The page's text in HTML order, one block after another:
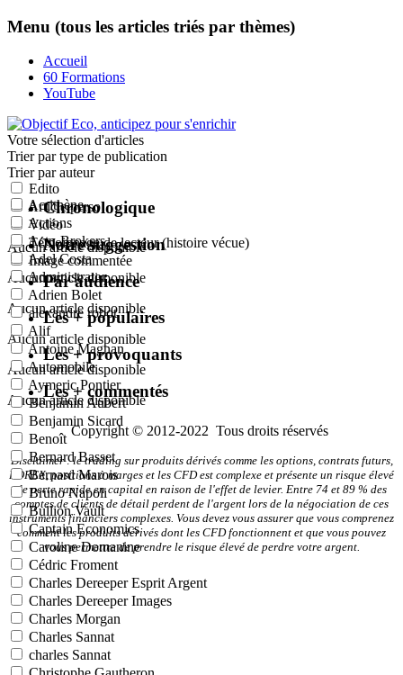
Menu (tous les articles triés par thèmes)
Accueil
60 Formations
YouTube
Votre sélection d'articles
Trier par type de publication
Edito
Article perso
Vidéo
Témoignage de lecteur (histoire vécue)
Image commentée
Trier par auteur
Acrithène
Actions
Actu-Brokers
Adel Costa
Administrator
Adrien Bolet
alexandre robot
Alif
Antoine Magnan
Automobile
Aymeric Pontier
Benjamin Aubert
Benjamin Sicard
Benoît
Bernard Basset
Bernard Marois
Bruno Napoli
Bullion Vault
Captain Economics
Caroline Domanine
Cédric Froment
Charles Dereeper Esprit Argent
Charles Dereeper Images
Charles Morgan
Charles Sannat
charles Sannat
Chronologique
Notre suggestion
Par audience
Les + populaires
Les + provoquants
Les + commentés
Aucun article disponible
Aucun article disponible
Aucun article disponible
Aucun article disponible
Aucun article disponible
Aucun article disponible
Copyright © 2012-2022 Tous droits réservés
Disclaimer : le trading sur produits dérivés comme les options, contrats futurs,
FOREX, positions à marges et les CFD est complexe et présente un risque élevé
de perte rapide en capital en raison de l'effet de levier. Entre 74 et 89 % des
comptes de clients de détail perdent de l'argent lors de la négociation de ces
instruments financiers complexes. Vous devez vous assurer que vous comprenez
comment les produits dérivés dont les CFD fonctionnent et que vous pouvez
vous permettre de prendre le risque élevé de perdre votre argent.